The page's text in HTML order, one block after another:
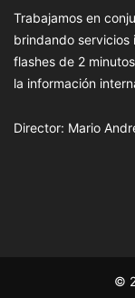
Trabajamos en
brindando servicios
flashes de 2
la información
Director: Mario
©